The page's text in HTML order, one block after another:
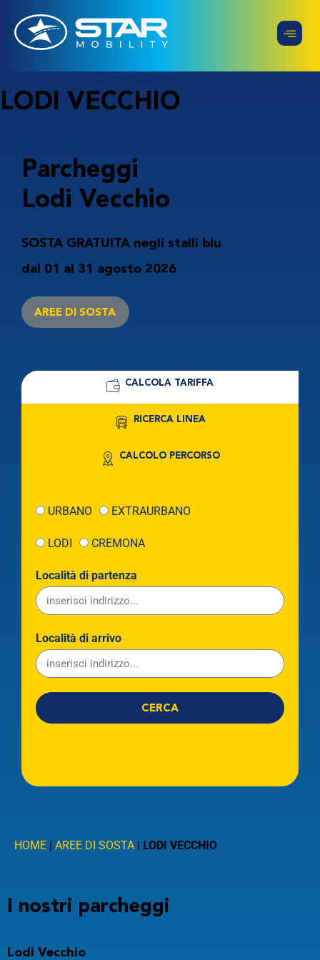
LODI VECCHIO
CALCOLA TARIFFA
RICERCA LINEA
CALCOLO PERCORSO
URBANO EXTRAURBANO
LODI CREMONA
Località di partenza
Località di arrivo
CERCA
Arrivo alle
Parcheggi
Lodi Vecchio
SOSTA GRATUITA negli stalli blu
dal 01 al 31 agosto 2026
AREE DI SOSTA
HOME | AREE DI SOSTA | LODI VECCHIO
I nostri parcheggi
Lodi Vecchio